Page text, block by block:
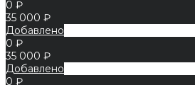
0 ₽
35 000 ₽
Добавлено
0 ₽
35 000 ₽
Добавлено
0 ₽